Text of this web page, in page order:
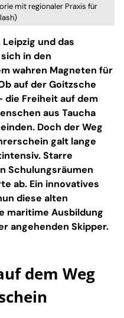
mit regionaler Praxis für
und das
in den
wahren Magneten für
auf der Goitzsche
die Freiheit auf dem
aus Taucha
Doch der Weg
galt lange
Starre
Schulungsräumen
ab. Ein innovatives
diese alten
maritime Ausbildung
angehenden Skipper.
dem Weg